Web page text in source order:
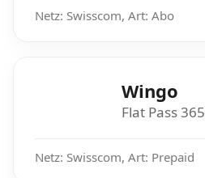
Netz: Swisscom, Art: Abo
Wingo
Flat Pass 365
Netz: Swisscom, Art: Prepaid